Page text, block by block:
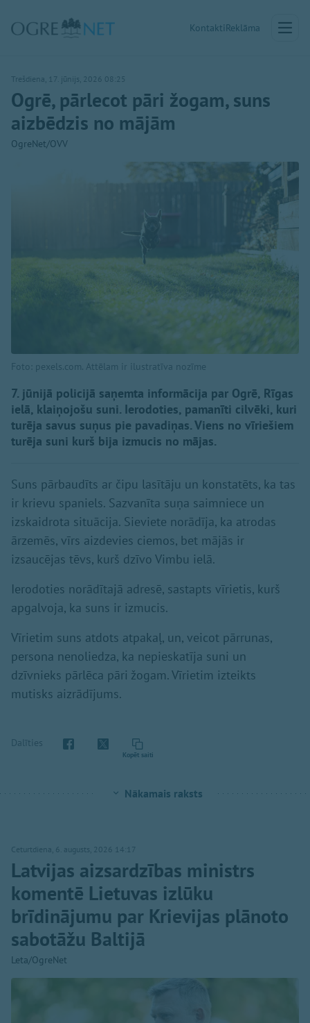
KontaktiReklāma
Trešdiena, 17. jūnijs, 2026 08:25
Ogrē, pārlecot pāri žogam, suns
aizbēdzis no mājām
OgreNet/OVV
Foto: pexels.com. Attēlam ir ilustratīva nozīme
7. jūnijā policijā saņemta informācija par Ogrē, Rīgas
ielā, klaiņojošu suni. Ierodoties, pamanīti cilvēki, kuri
turēja savus suņus pie pavadiņas. Viens no vīriešiem
turēja suni kurš bija izmucis no mājas.
Suns pārbaudīts ar čipu lasītāju un konstatēts, ka tas
ir krievu spaniels. Sazvanīta suņa saimniece un
izskaidrota situācija. Sieviete norādīja, ka atrodas
ārzemēs, vīrs aizdevies ciemos, bet mājās ir
izsaucējas tēvs, kurš dzīvo Vimbu ielā.
Ierodoties norādītajā adresē, sastapts vīrietis, kurš
apgalvoja, ka suns ir izmucis.
Vīrietim suns atdots atpakaļ, un, veicot pārrunas,
persona nenoliedza, ka nepieskatīja suni un
dzīvnieks pārlēca pāri žogam. Vīrietim izteikts
mutisks aizrādījums.
Dalīties
Kopēt saiti
Nākamais raksts
Ceturtdiena, 6. augusts, 2026 14:17
Latvijas aizsardzības ministrs
komentē Lietuvas izlūku
brīdinājumu par Krievijas plānoto
sabotāžu Baltijā
Leta/OgreNet